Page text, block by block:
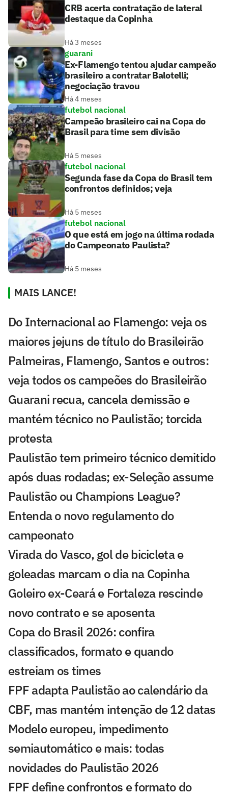
CRB acerta contratação de lateral
destaque da Copinha
Há 3 meses
guarani
Ex-Flamengo tentou ajudar campeão
brasileiro a contratar Balotelli;
negociação travou
Há 4 meses
futebol nacional
Campeão brasileiro cai na Copa do
Brasil para time sem divisão
Há 5 meses
futebol nacional
Segunda fase da Copa do Brasil tem
confrontos definidos; veja
Há 5 meses
futebol nacional
O que está em jogo na última rodada
do Campeonato Paulista?
Há 5 meses
MAIS LANCE!
Do Internacional ao Flamengo: veja os
maiores jejuns de título do Brasileirão
Palmeiras, Flamengo, Santos e outros:
veja todos os campeões do Brasileirão
Guarani recua, cancela demissão e
mantém técnico no Paulistão; torcida
protesta
Paulistão tem primeiro técnico demitido
após duas rodadas; ex-Seleção assume
Paulistão ou Champions League?
Entenda o novo regulamento do
campeonato
Virada do Vasco, gol de bicicleta e
goleadas marcam o dia na Copinha
Goleiro ex-Ceará e Fortaleza rescinde
novo contrato e se aposenta
Copa do Brasil 2026: confira
classificados, formato e quando
estreiam os times
FPF adapta Paulistão ao calendário da
CBF, mas mantém intenção de 12 datas
Modelo europeu, impedimento
semiautomático e mais: todas
novidades do Paulistão 2026
FPF define confrontos e formato do